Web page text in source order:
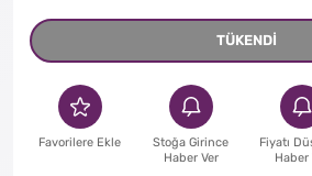
TÜKENDİ
Favorilere Ekle
Stoğa Girince
Haber Ver
Fiyatı
Haber